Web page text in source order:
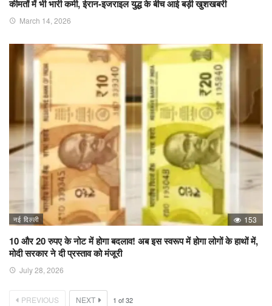
कीमतों में भी भारी कमी, ईरान-इजराइल युद्ध के बीच आई बड़ी खुशखबरी
March 14, 2026
नई दिल्ली 153
10 और 20 रुपए के नोट में होगा बदलाव! अब इस स्वरूप में होगा लोगों के हाथों में,
मोदी सरकार ने दी प्रस्ताव को मंजूरी
July 28, 2026
PREVIOUS NEXT 1 of32